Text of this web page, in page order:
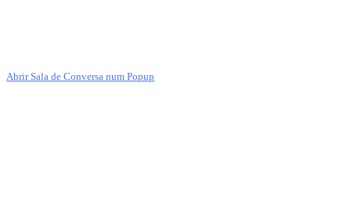
Abrir Sala de Conversa num Popup